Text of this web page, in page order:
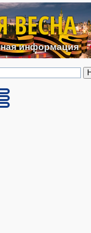
Перейти к основному
ВЕСНА
информация